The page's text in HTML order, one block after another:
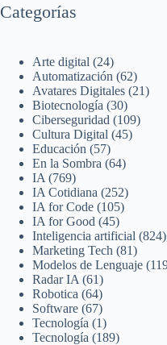
Categorías
Arte digital (24)
Automatización (62)
Avatares Digitales (21)
Biotecnología (30)
Ciberseguridad (109)
Cultura Digital (45)
Educación (57)
En la Sombra (64)
IA (769)
IA Cotidiana (252)
IA for Code (105)
IA for Good (45)
Inteligencia artificial (824)
Marketing Tech (81)
Modelos de Lenguaje
Radar IA (61)
Robotica (64)
Software (67)
Tecnología (1)
Tecnología (189)